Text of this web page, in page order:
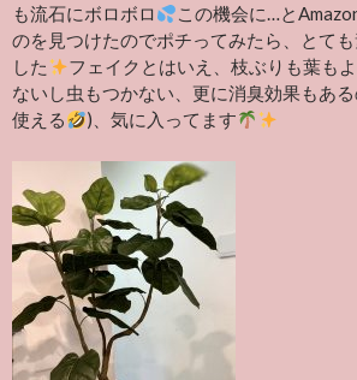
も流石にボロボロ
この機会に…と
のを見つけたのでポチってみたら、とて
した
フェイクとはいえ、枝ぶりも葉も
ないし虫もつかない、更に消臭効果もあ
使える
)、気に入ってます